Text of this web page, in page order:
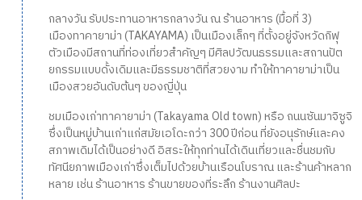
กลางวัน รับประทานอาหารกลางวัน ณ ร้านอาหาร (มื้อที่ 3)
เมืองทาคายาม่า (TAKAYAMA) เป็นเมืองเล็กๆ ที่ตั้งอยู่จังหวัดกิฟุ
ตัวเมืองมีสถานที่ท่องเที่ยวสำคัญๆ มีศิลปวัฒนธรรมและสถานปัต
ยกรรมแบบดั้งเดิมและมีธรรมชาติที่สวยงาม ทำให้ทาคายาม่าเป็น
เมืองสวยอันดับต้นๆ ของญี่ปุ่น
ชมเมืองเก่าทาคายาม่า (Takayama Old town) หรือ ถนนซันมาจิซูจิ
ซึ่งเป็นหมู่บ้านเก่าแก่สมัยเอโดะกว่า 300 ปีก่อน ที่ยังอนุรักษ์และคง
สภาพเดิมได้เป็นอย่างดี อิสระให้ทุกท่านได้เดินเที่ยวและชื่นชมกับ
ทัศนียภาพเมืองเก่าซึ่งเต็มไปด้วยบ้านเรือนโบราณ และร้านค้าหลาก
หลาย เช่น ร้านอาหาร ร้านขายของที่ระลึก ร้านงานศิลปะ